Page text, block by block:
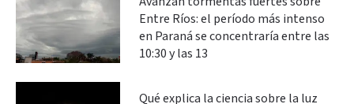
Entre Ríos: el período más intenso
en Paraná se concentraría entre las
10:30 y las 13
Qué explica la ciencia sobre la luz